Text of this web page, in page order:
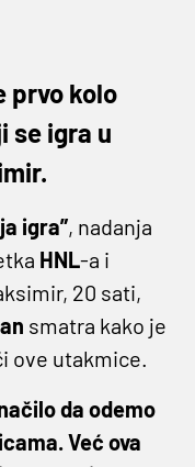
prvo kolo
se igra u
igra”, nadanja
HNL-a i
20 sati,
smatra kako je
ove utakmice.
da odemo
Već ova